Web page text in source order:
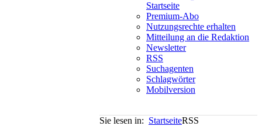
Startseite
Premium-Abo
Nutzungsrechte erhalten
Mitteilung an die Redaktion
Newsletter
RSS
Suchagenten
Schlagwörter
Mobilversion
Sie lesen in: StartseiteRSS